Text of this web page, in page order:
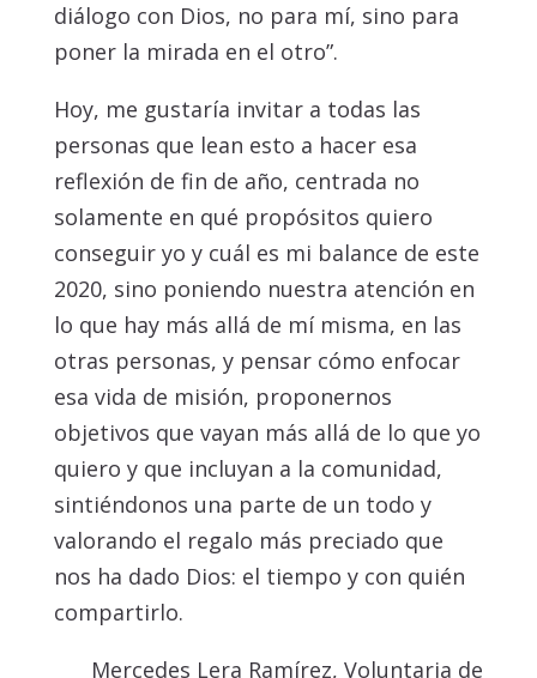
diálogo con Dios, no para mí, sino para
poner la mirada en el otro”.
Hoy, me gustaría invitar a todas las
personas que lean esto a hacer esa
reflexión de fin de año, centrada no
solamente en qué propósitos quiero
conseguir yo y cuál es mi balance de este
2020, sino poniendo nuestra atención en
lo que hay más allá de mí misma, en las
otras personas, y pensar cómo enfocar
esa vida de misión, proponernos
objetivos que vayan más allá de lo que yo
quiero y que incluyan a la comunidad,
sintiéndonos una parte de un todo y
valorando el regalo más preciado que
nos ha dado Dios: el tiempo y con quién
compartirlo.
Mercedes Lera Ramírez, Voluntaria de